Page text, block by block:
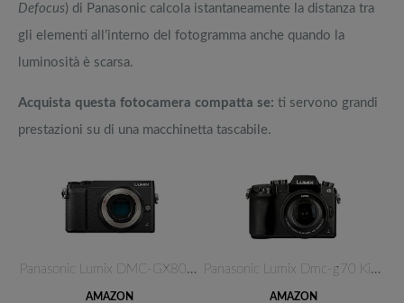
Defocus) di Panasonic calcola istantaneamente la distanza tra
gli elementi all’interno del fotogramma anche quando la
luminosità è scarsa.
Acquista questa fotocamera compatta se: ti servono grandi
prestazioni su di una macchinetta tascabile.
Panasonic Lumix DMC-GX80EG-K F…
AMAZON
Panasonic Lumix Dmc-g70 Kit + …
AMAZON